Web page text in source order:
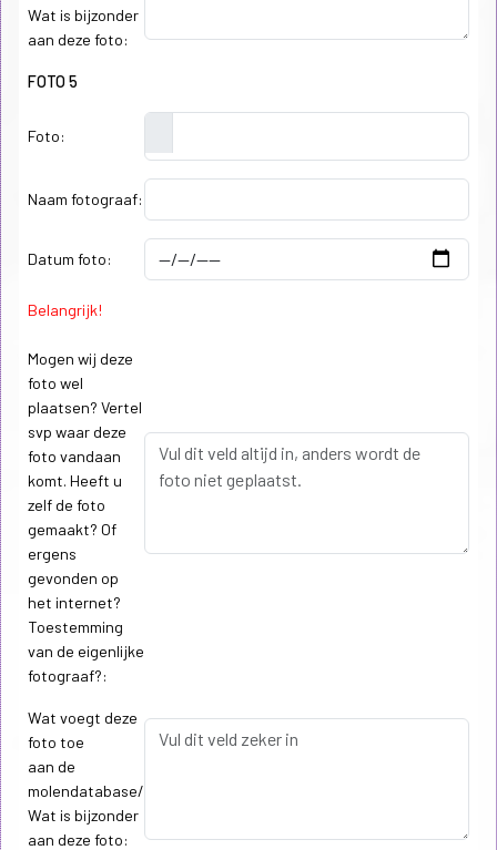
Wat is bijzonder
aan deze foto:
FOTO 5
Foto:
Naam fotograaf:
Datum foto:
Belangrijk!
Mogen wij deze
foto wel
plaatsen? Vertel
svp waar deze
foto vandaan
komt. Heeft u
zelf de foto
gemaakt? Of
ergens
gevonden op
het internet?
Toestemming
van de eigenlijke
fotograaf?:
Wat voegt deze
foto toe
aan de
molendatabase/
Wat is bijzonder
aan deze foto: